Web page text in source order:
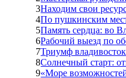
3Находим свои
4По пушкинским
5Память сердца: во
6Рабочий выезд по
7Триумф
8Солнечный старт:
9«Море